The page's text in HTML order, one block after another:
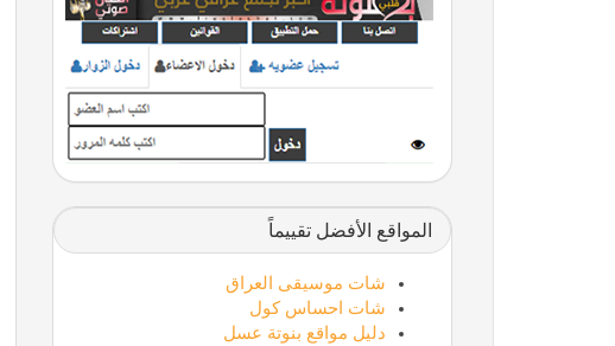
المواقع الأفضل تقييماً
شات موسيقى العراق
شات احساس كول
دليل مواقع بنوتة عسل